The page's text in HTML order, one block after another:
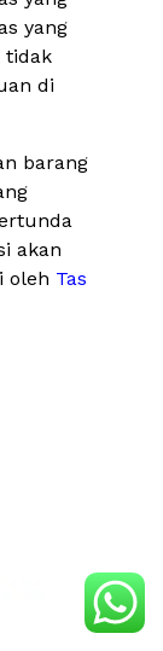
yang
tidak
di
barang
akan
oleh Tas